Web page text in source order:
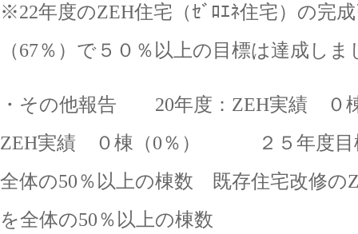
※22年度のZEH住宅（ｾﾞﾛｴﾈ住宅）の完
（67％）で５０％以上の目標は達成しま
・その他報告 20年度：ZEH実績 ０
ZEH実績 ０棟（0％） ２５年度目
全体の50％以上の棟数 既存住宅改修の
を全体の50％以上の棟数